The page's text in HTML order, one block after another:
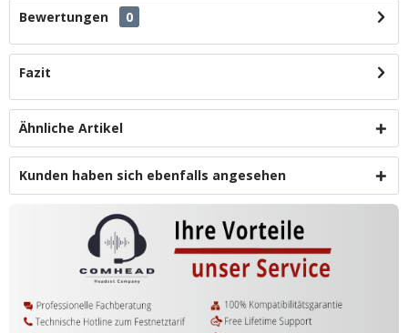
Bewertungen 0
Fazit
Ähnliche Artikel
Kunden haben sich ebenfalls angesehen